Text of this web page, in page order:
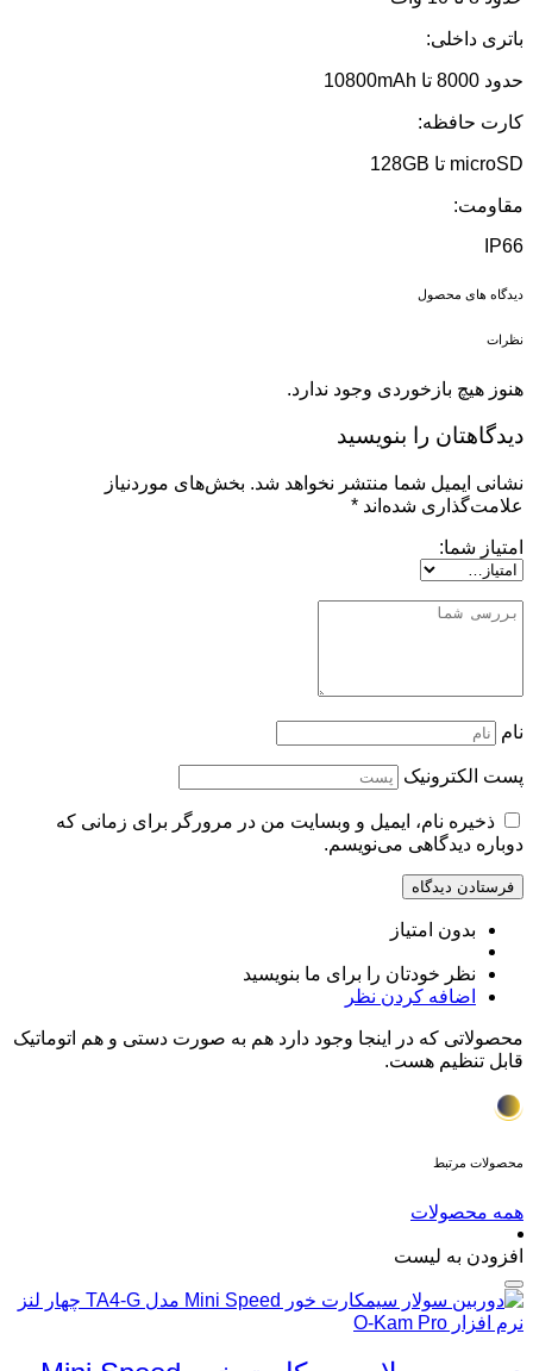
باتری داخلی:
حدود 8000 تا 10800mAh
کارت حافظه:
microSD تا 128GB
مقاومت:
IP66
دیدگاه های محصول
نظرات
هنوز هیچ بازخوردی وجود ندارد.
دیدگاهتان را بنویسید
نشانی ایمیل شما منتشر نخواهد شد. بخش‌های موردنیاز
علامت‌گذاری شده‌اند *
امتیاز شما:
نام
پست الکترونیک
ذخیره نام، ایمیل و وبسایت من در مرورگر برای زمانی که
دوباره دیدگاهی می‌نویسم.
بدون امتیاز
نظر خودتان را برای ما بنویسید
اضافه کردن نظر
محصولاتی که در اینجا وجود دارد هم به صورت دستی و هم اتوماتیک
قابل تنظیم هست.
محصولات مرتبط
همه محصولات
افزودن به لیست